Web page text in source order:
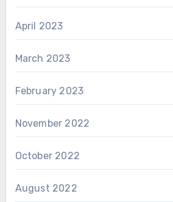
April 2023
March 2023
February 2023
November 2022
October 2022
August 2022